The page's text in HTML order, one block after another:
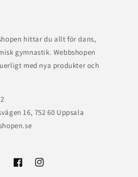
hittar du allt för dans,
gymnastik. Webbshopen
med nya produkter och
16, 752 60 Uppsala
FacebookInstagram